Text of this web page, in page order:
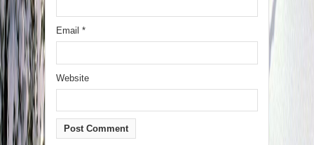
Email *
Website